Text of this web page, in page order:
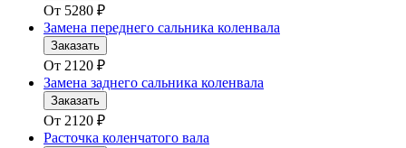
От 5280 ₽
Замена переднего сальника коленвала
Заказать
От 2120 ₽
Замена заднего сальника коленвала
Заказать
От 2120 ₽
Расточка коленчатого вала